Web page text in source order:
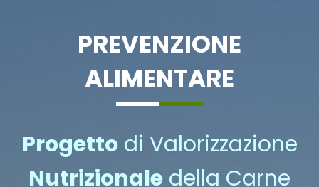
PREVENZIONE
ALIMENTARE
Progettodi Valorizzazione
Nutrizionale della Carne